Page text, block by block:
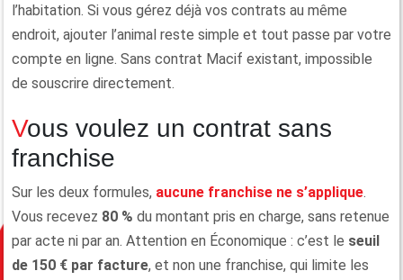
l’habitation. Si vous gérez déjà vos contrats au même
endroit, ajouter l’animal reste simple et tout passe par votre
compte en ligne. Sans contrat Macif existant, impossible
de souscrire directement.
Vous voulez un contrat sans
franchise
Sur les deux formules, aucune franchise ne s’applique.
Vous recevez 80 % du montant pris en charge, sans retenue
par acte ni par an. Attention en Économique : c’est le seuil
de 150 € par facture, et non une franchise, qui limite les